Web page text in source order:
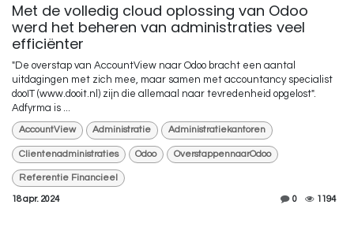
Met de volledig cloud oplossing van Odoo
werd het beheren van administraties veel
efficiënter
"De overstap van AccountView naar Odoo bracht een aantal
uitdagingen met zich mee, maar samen met accountancy specialist
dooIT (www.dooit.nl) zijn die allemaal naar tevredenheid opgelost".
Adfyrma is ...
AccountView Administratie Administratiekantoren
Clientenadministraties Odoo OverstappennaarOdoo
Referentie Financieel
18 apr. 2024 0 1194